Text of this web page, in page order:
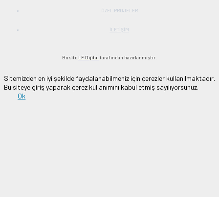
ÖZEL PROJELER
İLETİŞİM
Bu site LF Dijital tarafından hazırlanmıştır.
Sitemizden en iyi şekilde faydalanabilmeniz için çerezler kullanılmaktadır.
Bu siteye giriş yaparak çerez kullanımını kabul etmiş sayılıyorsunuz.
Ok